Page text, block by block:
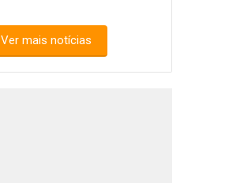
Ver mais notícias